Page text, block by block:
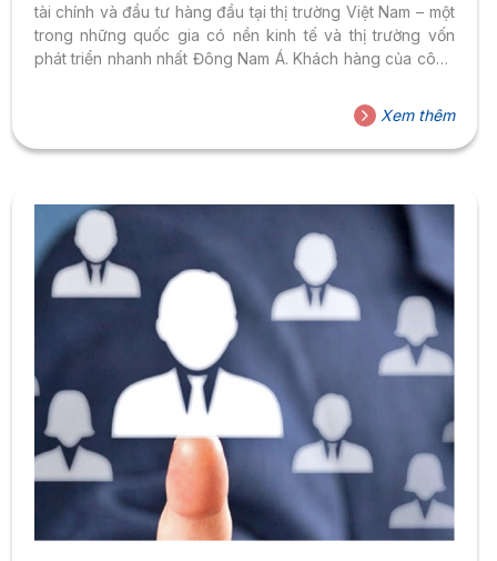
tài chính và đầu tư hàng đầu tại thị trường Việt Nam – một
trong những quốc gia có nền kinh tế và thị trường vốn
phát triển nhanh nhất Đông Nam Á. Khách hàng của công
các quỹ đầu tư, các công ty nhà nước và các cá nhân
khác đang hoạt động trong rất nhiều lĩnh vực, thị trường
và vùng...
Xem thêm